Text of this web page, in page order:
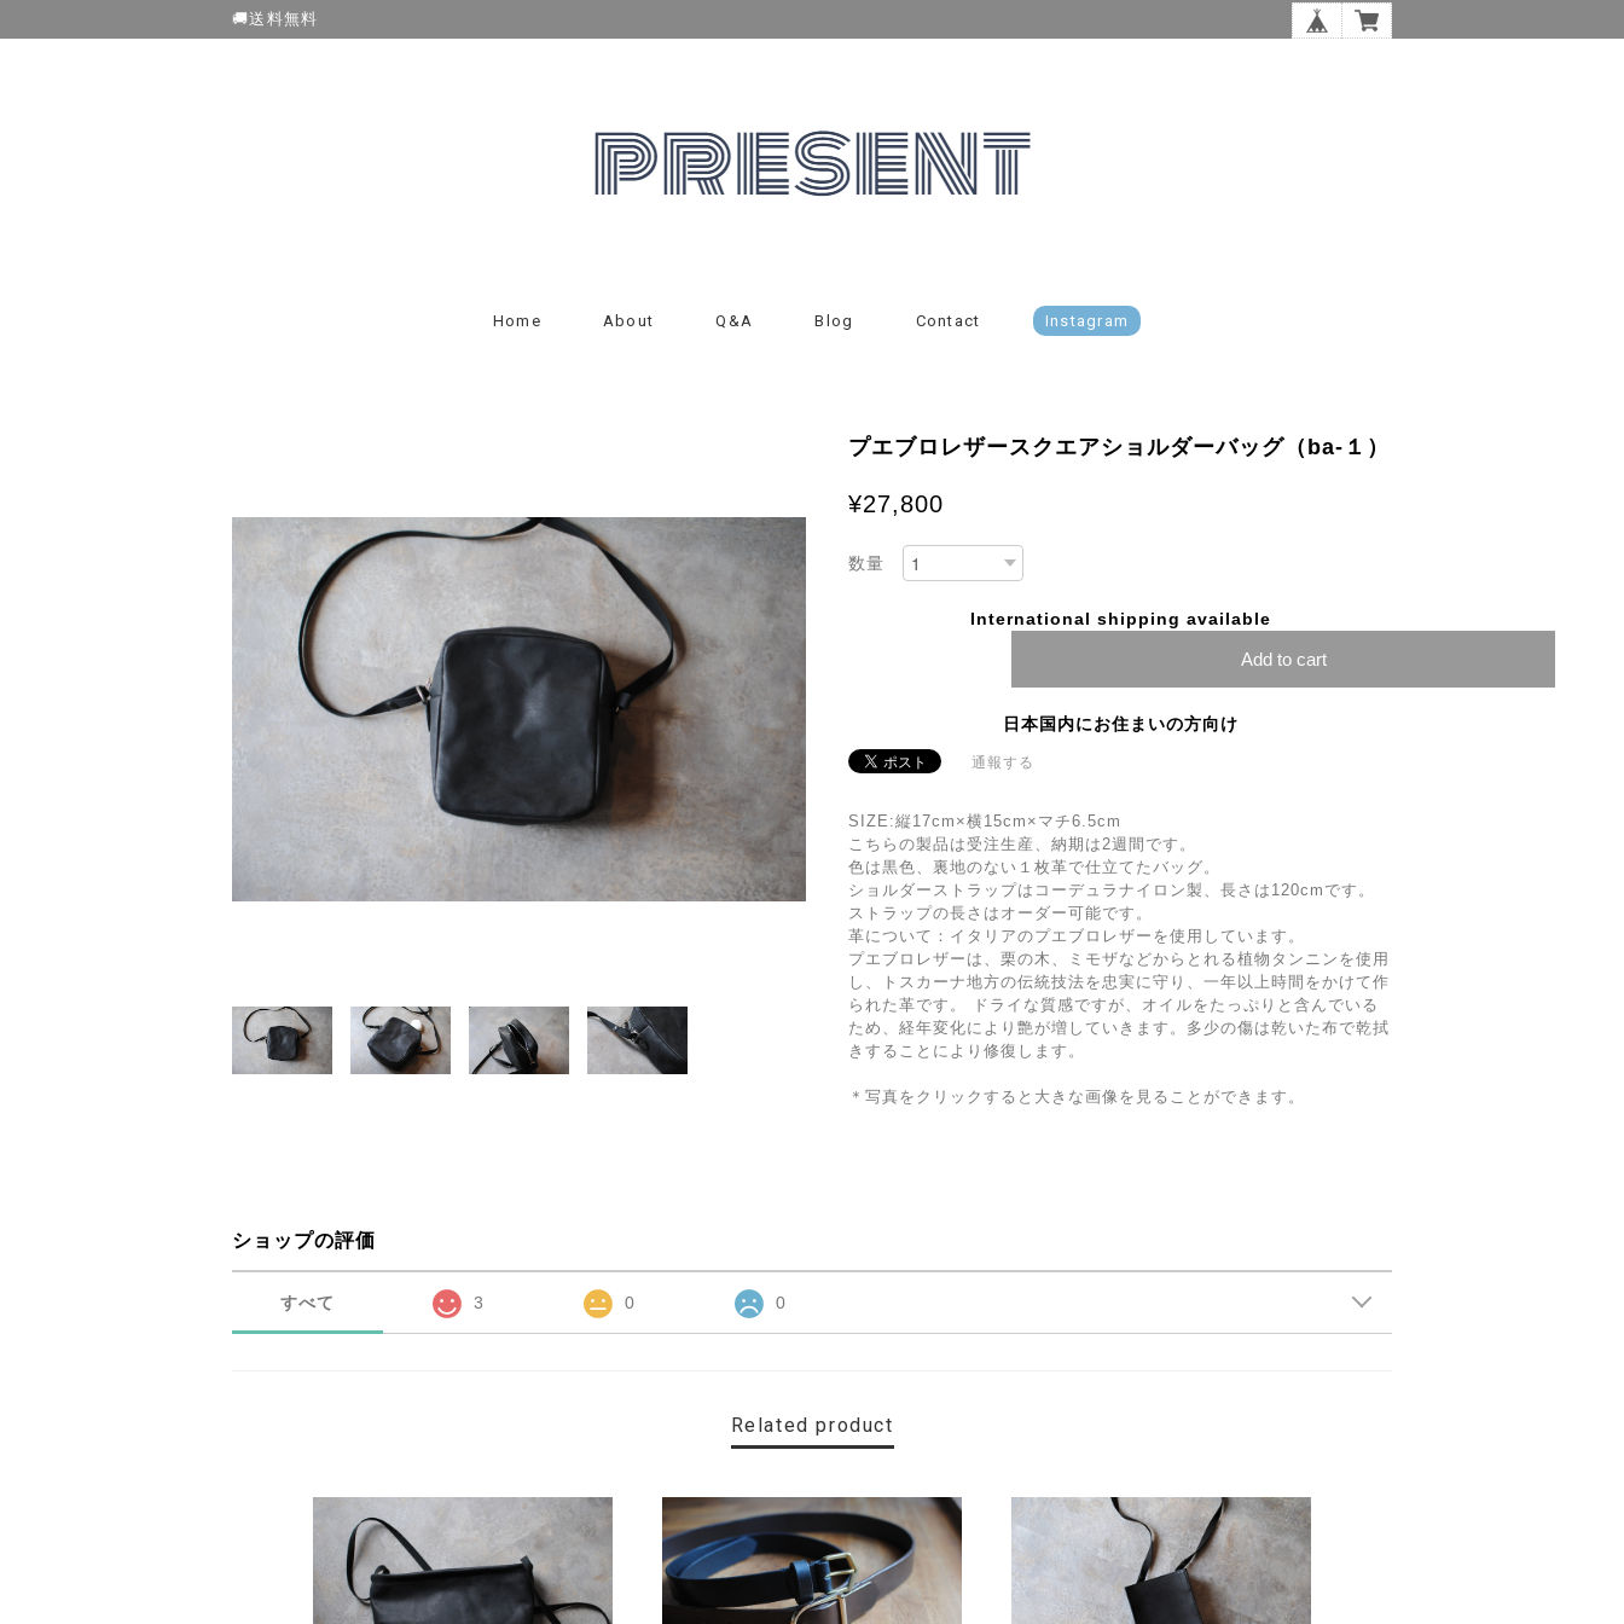
🚚送料無料
Home About Q&A Blog Contact Instagram
プエブロレザースクエアショルダーバッグ（ba-１）
¥27,800
数量
International shipping available
Add to cart
日本国内にお住まいの方向け
通報する
SIZE:縦17cm×横15cm×マチ6.5cm
こちらの製品は受注生産、納期は2週間です。
色は黒色、裏地のない１枚革で仕立てたバッグ。
ショルダーストラップはコーデュラナイロン製、長さは120cmです。
ストラップの長さはオーダー可能です。
革について：イタリアのプエブロレザーを使用しています。
プエブロレザーは、栗の木、ミモザなどからとれる植物タンニンを使用
し、トスカーナ地方の伝統技法を忠実に守り、一年以上時間をかけて作
られた革です。 ドライな質感ですが、オイルをたっぷりと含んでいる
ため、経年変化により艶が増していきます。多少の傷は乾いた布で乾拭
きすることにより修復します。
＊写真をクリックすると大きな画像を見ることができます。
ショップの評価
すべて 3 0 0
Related product